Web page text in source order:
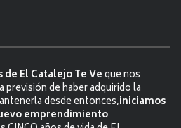
El Catalejo Te Veque nos
de haber adquirido la
desde entonces,iniciamos
emprendimiento